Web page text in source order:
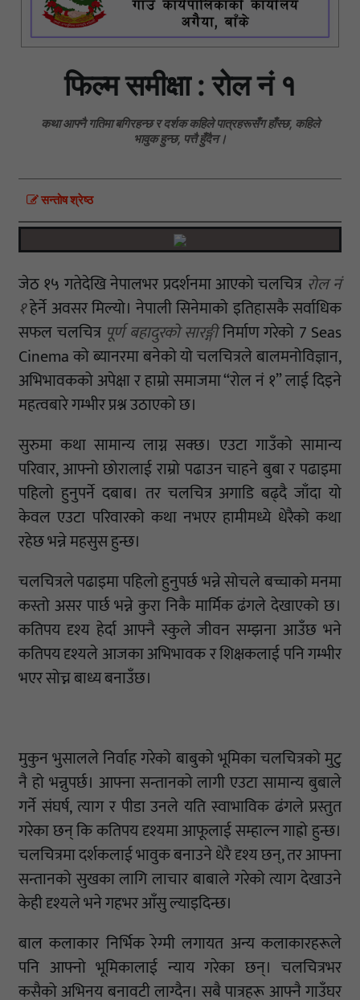
फिल्म समीक्षा : रोल नं १
कथा आफ्नै गतिमा बगिरहन्छ र दर्शक कहिले पात्रहरूसँग हाँस्छ, कहिले
भावुक हुन्छ, पत्तै हुँदैन।
सन्तोष श्रेष्ठ
जेठ १५ गतेदेखि नेपालभर प्रदर्शनमा आएको चलचित्र रोल नं
१हेर्ने अवसर मिल्यो। नेपाली सिनेमाको इतिहासकै सर्वाधिक
सफल चलचित्र पूर्ण बहादुरको सारङ्गीनिर्माण गरेको 7 Seas
Cinema को ब्यानरमा बनेको यो चलचित्रले बालमनोविज्ञान,
अभिभावकको अपेक्षा र हाम्रो समाजमा “रोल नं १” लाई दिइने
महत्वबारे गम्भीर प्रश्न उठाएको छ।
सुरुमा कथा सामान्य लाग्न सक्छ। एउटा गाउँको सामान्य
परिवार, आफ्नो छोरालाई राम्रो पढाउन चाहने बुबा र पढाइमा
पहिलो हुनुपर्ने दबाब। तर चलचित्र अगाडि बढ्दै जाँदा यो
केवल एउटा परिवारको कथा नभएर हामीमध्ये धेरैको कथा
रहेछ भन्ने महसुस हुन्छ।
चलचित्रले पढाइमा पहिलो हुनुपर्छ भन्ने सोचले बच्चाको मनमा
कस्तो असर पार्छ भन्ने कुरा निकै मार्मिक ढंगले देखाएको छ।
कतिपय दृश्य हेर्दा आफ्नै स्कुले जीवन सम्झना आउँछ भने
कतिपय दृश्यले आजका अभिभावक र शिक्षकलाई पनि गम्भीर
भएर सोच्न बाध्य बनाउँछ।
मुकुन भुसालले निर्वाह गरेको बाबुको भूमिका चलचित्रको मुटु
नै हो भन्नुपर्छ। आफ्ना सन्तानको लागी एउटा सामान्य बुबाले
गर्ने संघर्ष, त्याग र पीडा उनले यति स्वाभाविक ढंगले प्रस्तुत
गरेका छन् कि कतिपय दृश्यमा आफूलाई सम्हाल्न गाह्रो हुन्छ।
चलचित्रमा दर्शकलाई भावुक बनाउने धेरै दृश्य छन्, तर आफ्ना
सन्तानको सुखका लागि लाचार बाबाले गरेको त्याग देखाउने
केही दृश्यले भने गहभर आँसु ल्याइदिन्छ।
बाल कलाकार निर्भिक रेग्मी लगायत अन्य कलाकारहरूले
पनि आफ्नो भूमिकालाई न्याय गरेका छन्। चलचित्रभर
कसैको अभिनय बनावटी लाग्दैन। सबै पात्रहरू आफ्नै गाउँघर